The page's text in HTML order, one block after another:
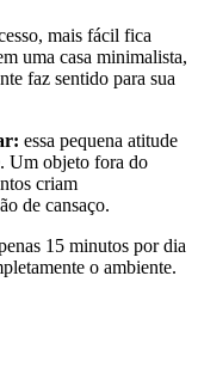
mais fácil fica
uma casa minimalista,
faz sentido para sua
essa pequena atitude
Um objeto fora do
criam
de cansaço.
15 minutos por dia
o ambiente.